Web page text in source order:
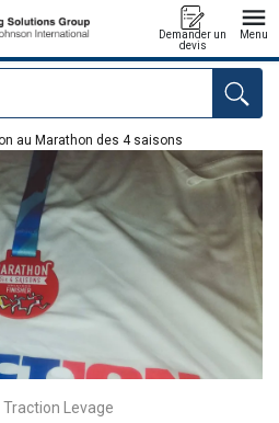
Demander un
devis
Menu
au Marathon des 4 saisons
Traction Levage